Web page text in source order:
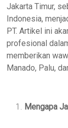
Jakarta Timur,
Indonesia,
PT. Artikel ini
profesional
memberikan
Manado, Palu,
Mengapa